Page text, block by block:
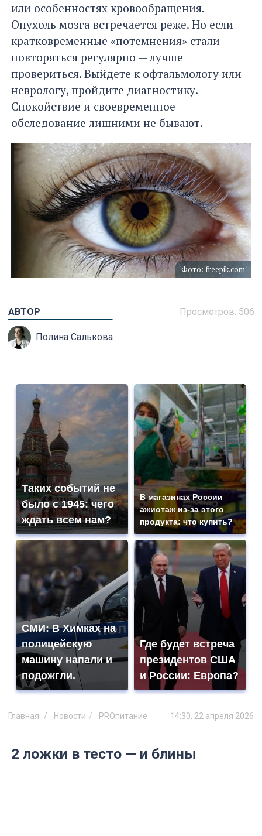
или особенностях кровообращения.
Опухоль мозга встречается реже. Но если
кратковременные «потемнения» стали
повторяться регулярно — лучше
провериться. Выйдете к офтальмологу или
неврологу, пройдите диагностику.
Спокойствие и своевременное
обследование лишними не бывают.
Фото: freepik.com
Просмотров: 506
АВТОР
Полина Салькова
Таких событий не
было с 1945: чего
ждать всем нам?
В магазинах России
ажиотаж из-за этого
продукта: что купить?
СМИ: В Химках на
полицейскую
машину напали и
подожгли.
Где будет встреча
президентов США
и России: Европа?
Главная Новости PROпитание 14:30, 22 апреля 2026
2 ложки в тесто — и блины